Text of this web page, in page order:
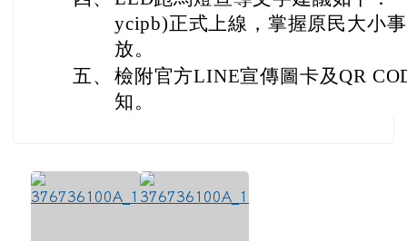
ycipb)正式上線，掌握原民大小
放。
五、 檢附官方LINE宣傳圖卡及QR
知。